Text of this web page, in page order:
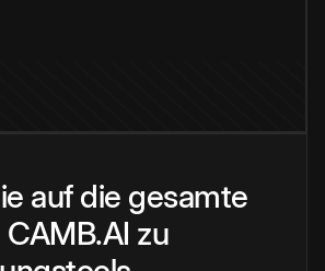
auf die gesamte
zu